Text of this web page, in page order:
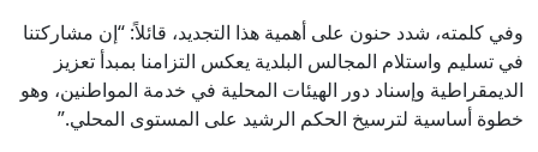
وفي كلمته، شدد حنون على أهمية هذا التجديد، قائلاً: “إن مشاركتنا
في تسليم واستلام المجالس البلدية يعكس التزامنا بمبدأ تعزيز
الديمقراطية وإسناد دور الهيئات المحلية في خدمة المواطنين، وهو
خطوة أساسية لترسيخ الحكم الرشيد على المستوى المحلي.”